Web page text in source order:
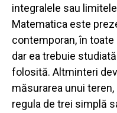
integralele sau
Matematica este
contemporan, în
dar ea trebuie
folosită. Altminteri
măsurarea unui
regula de trei simplă